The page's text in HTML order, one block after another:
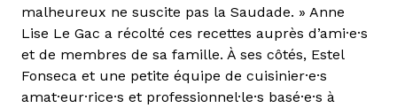
malheureux ne suscite pas la Saudade. » Anne
Lise Le Gac a récolté ces recettes auprès d’ami·e·s
et de membres de sa famille. À ses côtés, Estel
Fonseca et une petite équipe de cuisinier·e·s
amat·eur·rice·s et professionnel·le·s basé·e·s à